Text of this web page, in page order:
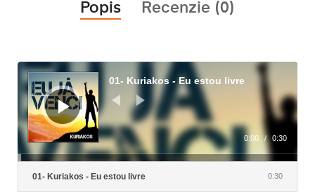
Popis Recenzie (0)
Audio
prehrávač
01- Kuriakos - Eu estou livre
0:00 / 0:30
01- Kuriakos - Eu estou livre 0:30